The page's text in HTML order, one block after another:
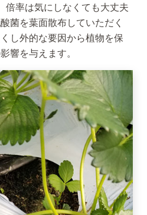
倍率は気にしなくても大丈夫
菌を葉面散布していただく
し外的な要因から植物を保
響を与えます。